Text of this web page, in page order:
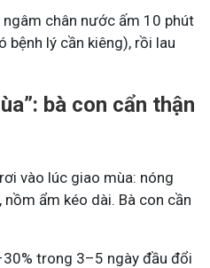
chân nước ấm 10 phút
bệnh lý cần kiêng), rồi lau
bà con cẩn thận
vào lúc giao mùa: nóng
ẩm kéo dài. Bà con cần
trong 3–5 ngày đầu đổi